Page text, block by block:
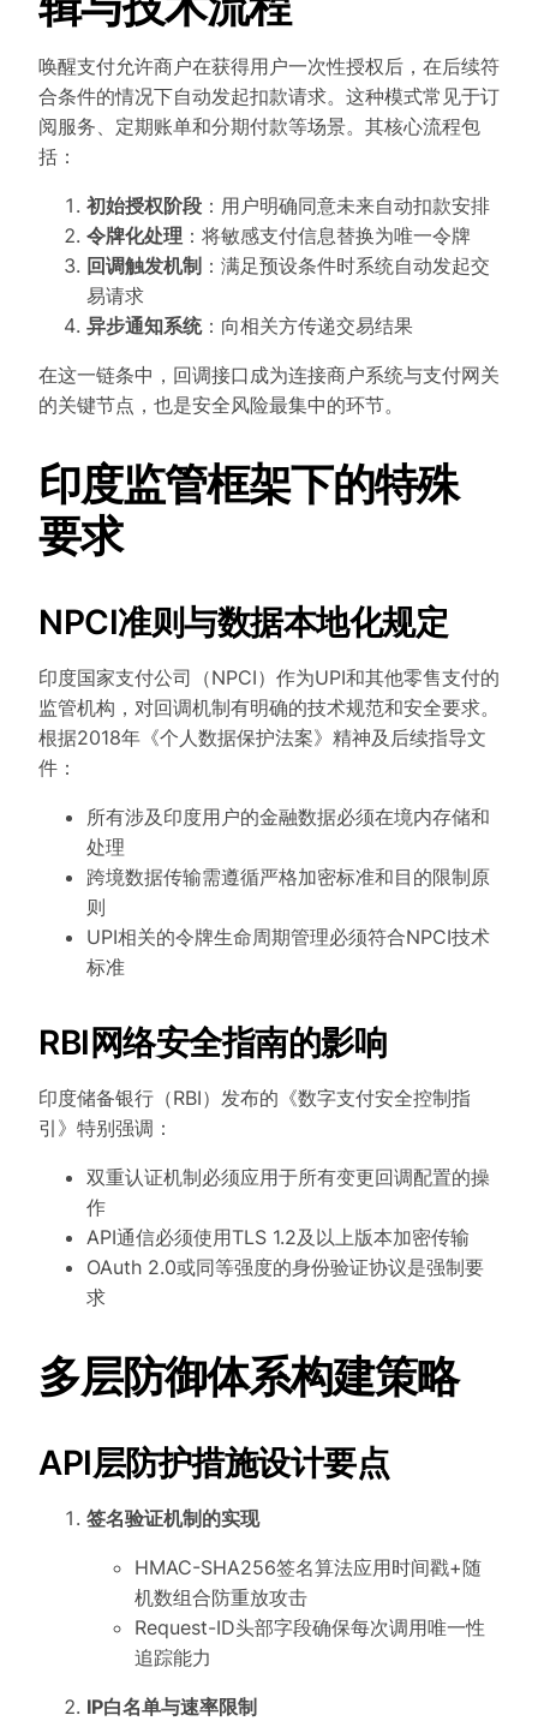
唤醒支付允许商户在获得用户一次性授权后，在后续符
合条件的情况下自动发起扣款请求。这种模式常见于订
阅服务、定期账单和分期付款等场景。其核心流程包
括：
初始授权阶段 ：用户明确同意未来自动扣款安排
令牌化处理 ：将敏感支付信息替换为唯一令牌
回调触发机制 ：满足预设条件时系统自动发起交
易请求
异步通知系统：向相关方传递交易结果
在这一链条中，回调接口成为连接商户系统与支付网关
的关键节点，也是安全风险最集中的环节。
印度监管框架下的特殊
要求
NPCI准则与数据本地化规定
印度国家支付公司（NPCI）作为UPI和其他零售支付的
监管机构，对回调机制有明确的技术规范和安全要求。
根据2018年《个人数据保护法案》精神及后续指导文
件：
所有涉及印度用户的金融数据必须在境内存储和
处理
跨境数据传输需遵循严格加密标准和目的限制原
则
UPI相关的令牌生命周期管理必须符合NPCI技术
标准
RBI网络安全指南的影响
印度储备银行（RBI）发布的《数字支付安全控制指
引》特别强调：
双重认证机制必须应用于所有变更回调配置的操
作
API通信必须使用TLS 1.2及以上版本加密传输
OAuth 2.0或同等强度的身份验证协议是强制要
求
多层防御体系构建策略
API层防护措施设计要点
签名验证机制的实现
HMAC-SHA256签名算法应用时间戳+随
机数组合防重放攻击
Request-ID头部字段确保每次调用唯一性
追踪能力
IP白名单与速率限制